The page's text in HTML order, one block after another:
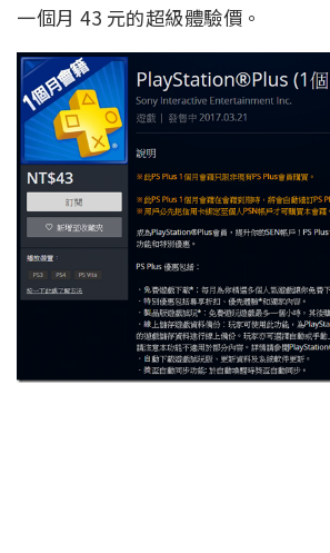
一個月 43 元的超級體驗價。